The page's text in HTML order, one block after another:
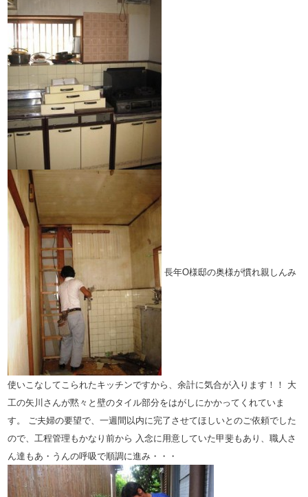
長年O様邸の奥様が慣れ親しんみ
使いこなしてこられたキッチンですから、余計に気合が入ります！！ 大
工の矢川さんが黙々と壁のタイル部分をはがしにかかってくれていま
す。 ご夫婦の要望で、一週間以内に完了させてほしいとのご依頼でした
ので、工程管理もかなり前から 入念に用意していた甲斐もあり、職人さ
ん達もあ・うんの呼吸で順調に進み・・・